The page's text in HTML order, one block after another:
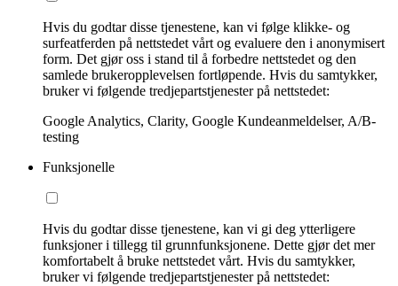
Hvis du godtar disse tjenestene, kan vi følge klikke- og
surfeatferden på nettstedet vårt og evaluere den i anonymisert
form. Det gjør oss i stand til å forbedre nettstedet og den
samlede brukeropplevelsen fortløpende. Hvis du samtykker,
bruker vi følgende tredjepartstjenester på nettstedet:
Google Analytics, Clarity, Google Kundeanmeldelser, A/B-
testing
Funksjonelle
Hvis du godtar disse tjenestene, kan vi gi deg ytterligere
funksjoner i tillegg til grunnfunksjonene. Dette gjør det mer
komfortabelt å bruke nettstedet vårt. Hvis du samtykker,
bruker vi følgende tredjepartstjenester på nettstedet: